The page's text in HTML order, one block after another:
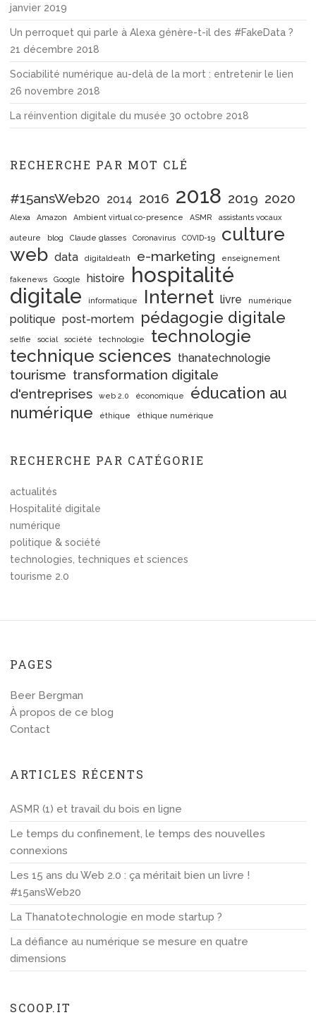
janvier 2019
Un perroquet qui parle à Alexa génère-t-il des #FakeData ?
21 décembre 2018
Sociabilité numérique au-delà de la mort : entretenir le lien
26 novembre 2018
La réinvention digitale du musée 30 octobre 2018
RECHERCHE PAR MOT CLÉ
#15ansWeb20 2014 2016 2018 2019 2020
Alexa Amazon Ambient virtual co-presence ASMR assistants vocaux
auteure blog Claude glasses Coronavirus COVID-19
culture
web data digitaldeath e-marketing enseignement
fakenews Google histoire
hospitalité
digitale
informatique Internet livre numérique
politique post-mortem pédagogie digitale
selfie social société technologie
technologie
technique sciences thanatechnologie
tourisme transformation digitale
d'entreprises
web 2.0 économique
éducation au
numérique
éthique éthique numérique
RECHERCHE PAR CATÉGORIE
actualités
Hospitalité digitale
numérique
politique & société
technologies, techniques et sciences
tourisme 2.0
PAGES
Beer Bergman
À propos de ce blog
Contact
ARTICLES RÉCENTS
ASMR (1) et travail du bois en ligne
Le temps du confinement, le temps des nouvelles
connexions
Les 15 ans du Web 2.0 : ça méritait bien un livre !
#15ansWeb20
La Thanatotechnologie en mode startup ?
La défiance au numérique se mesure en quatre
dimensions
SCOOP.IT